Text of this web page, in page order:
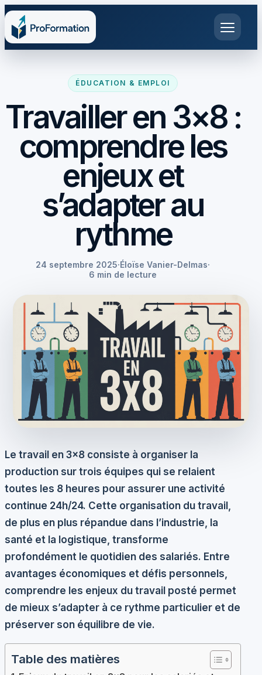
ÉDUCATION & EMPLOI
Travailler en 3×8 :
comprendre les
enjeux et
s’adapter au
rythme
24 septembre 2025·Éloïse Vanier-Delmas·
6 min de lecture
Le travail en 3×8 consiste à organiser la
production sur trois équipes qui se relaient
toutes les 8 heures pour assurer une activité
continue 24h/24. Cette organisation du travail,
de plus en plus répandue dans l’industrie, la
santé et la logistique, transforme
profondément le quotidien des salariés. Entre
avantages économiques et défis personnels,
comprendre les enjeux du travail posté permet
de mieux s’adapter à ce rythme particulier et de
préserver son équilibre de vie.
Table des matières